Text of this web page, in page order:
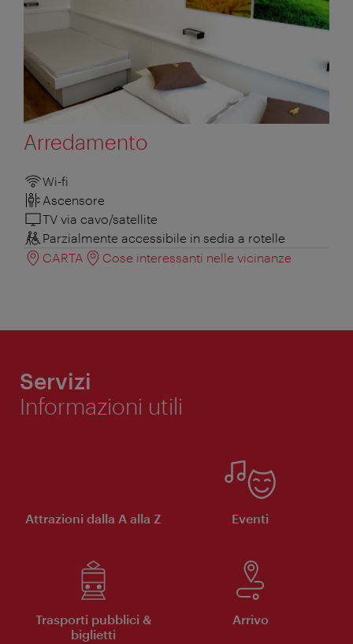
Arredamento
Wi-fi
Ascensore
TV via cavo/satellite
Parzialmente accessibile in sedia a rotelle
CARTA
Cose interessanti nelle vicinanze
Servizi
Informazioni utili
Attrazioni dalla A alla Z Eventi
Trasporti pubblici &
biglietti
Arrivo